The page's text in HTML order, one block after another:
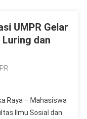
UMPR Gelar
dan
Raya – Mahasiswa
Ilmu Sosial dan